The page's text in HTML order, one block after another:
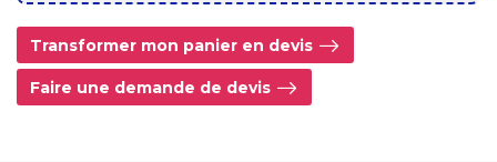
Transformer mon panier en devis
Faire une demande de devis